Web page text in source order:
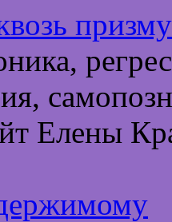
Елены